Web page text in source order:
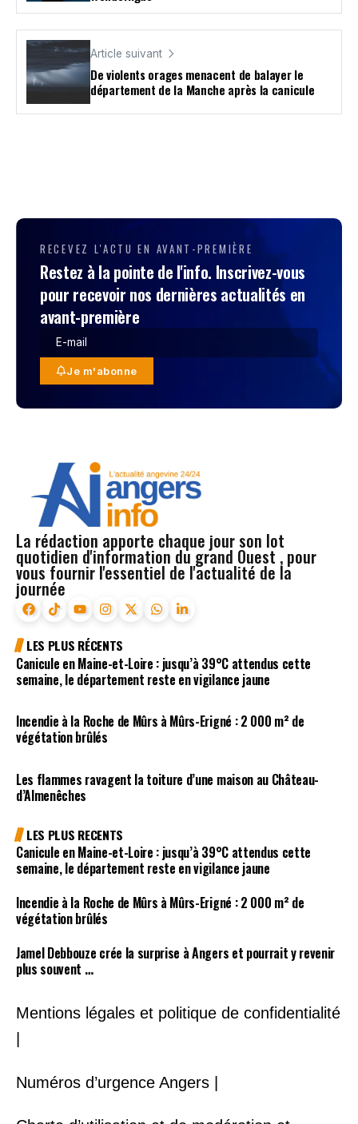
Article suivant
De violents orages menacent de balayer le
département de la Manche après la canicule
RECEVEZ L'ACTU EN AVANT-PREMIÈRE
Restez à la pointe de l'info. Inscrivez-vous
pour recevoir nos dernières actualités en
avant-première
Je m'abonne
La rédaction apporte chaque jour son lot
quotidien d'information du grand Ouest , pour
vous fournir l'essentiel de l'actualité de la
journée
LES PLUS RÉCENTS
Canicule en Maine-et-Loire : jusqu’à 39°C attendus cette
semaine, le département reste en vigilance jaune
Incendie à la Roche de Mûrs à Mûrs-Erigné : 2 000 m² de
végétation brûlés
Les flammes ravagent la toiture d’une maison au Château-
d’Almenêches
LES PLUS RECENTS
Canicule en Maine-et-Loire : jusqu’à 39°C attendus cette
semaine, le département reste en vigilance jaune
Incendie à la Roche de Mûrs à Mûrs-Erigné : 2 000 m² de
végétation brûlés
Jamel Debbouze crée la surprise à Angers et pourrait y revenir
plus souvent …
Mentions légales et politique de confidentialité
Numéros d’urgence Angers |